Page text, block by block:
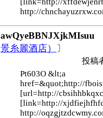
http://
awQyeBBNJXjkMIsuu
景糸麗酒店） 〕
投稿
Pt603O &lt;a
href=&quot;http://
[url=http://
[link=http://
http://